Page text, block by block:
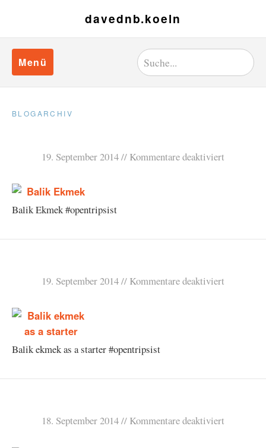
davednb.koeln
Menü
BLOGARCHIV
19. September 2014 Kommentare deaktiviert
Balik Ekmek #opentripsist
19. September 2014 Kommentare deaktiviert
Balik ekmek as a starter #opentripsist
18. September 2014 Kommentare deaktiviert